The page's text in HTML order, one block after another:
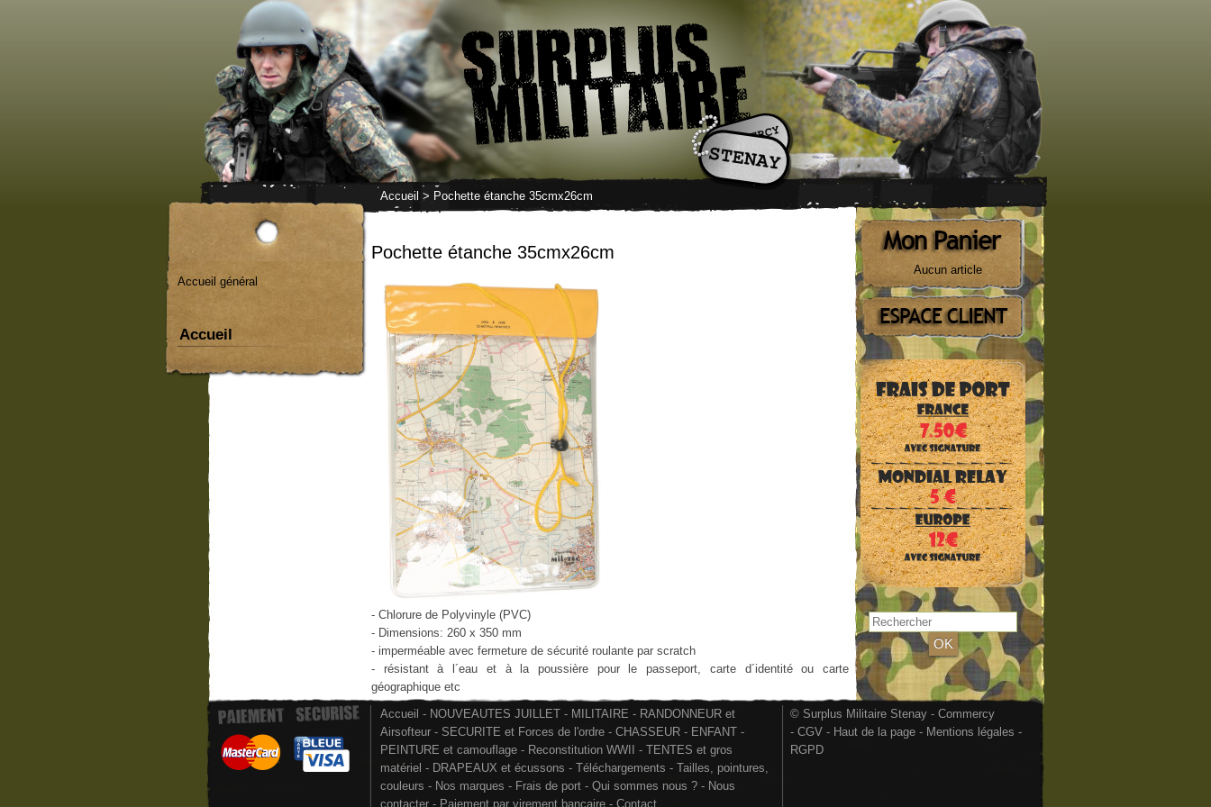
Accueil > Pochette étanche 35cmx26cm
Accueil général
Accueil
Aucun article
Pochette étanche 35cmx26cm
- Chlorure de Polyvinyle (PVC)
- Dimensions: 260 x 350 mm
- imperméable avec fermeture de sécurité roulante par scratch
- résistant à l´eau et à la poussière pour le passeport, carte d´identité ou carte
géographique etc
Accueil - NOUVEAUTES JUILLET - MILITAIRE - RANDONNEUR et
Airsofteur - SECURITE et Forces de l'ordre - CHASSEUR - ENFANT -
PEINTURE et camouflage - Reconstitution WWII - TENTES et gros
matériel - DRAPEAUX et écussons - Téléchargements - Tailles, pointures,
couleurs - Nos marques - Frais de port - Qui sommes nous ? - Nous
contacter - Paiement par virement bancaire - Contact
© Surplus Militaire Stenay - Commercy
- CGV - Haut de la page - Mentions légales -
RGPD